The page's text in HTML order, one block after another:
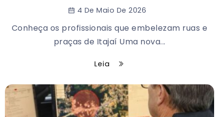
4 De Maio De 2026
Conheça os profissionais que embelezam ruas e
praças de Itajaí Uma nova...
Leia